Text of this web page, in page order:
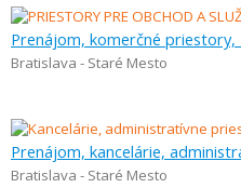
Prenájom, komerčné priestory,
Bratislava - Staré Mesto
Prenájom, kancelárie,
Bratislava - Staré Mesto